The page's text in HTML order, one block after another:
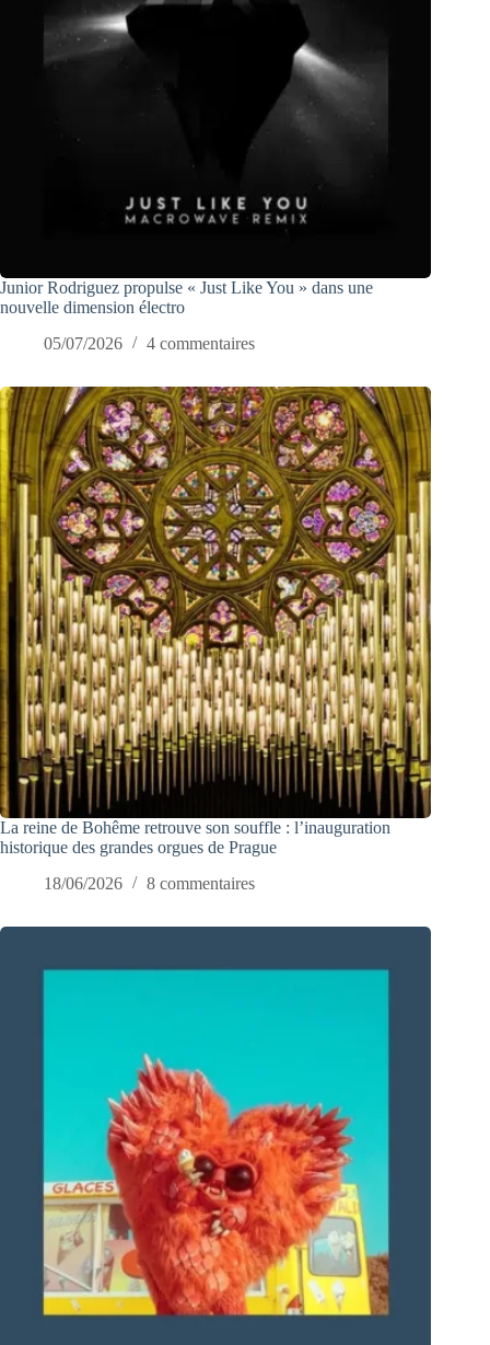
Junior Rodriguez propulse « Just Like You » dans une
nouvelle dimension électro
05/07/2026
4 commentaires
La reine de Bohême retrouve son souffle : l’inauguration
historique des grandes orgues de Prague
18/06/2026
8 commentaires